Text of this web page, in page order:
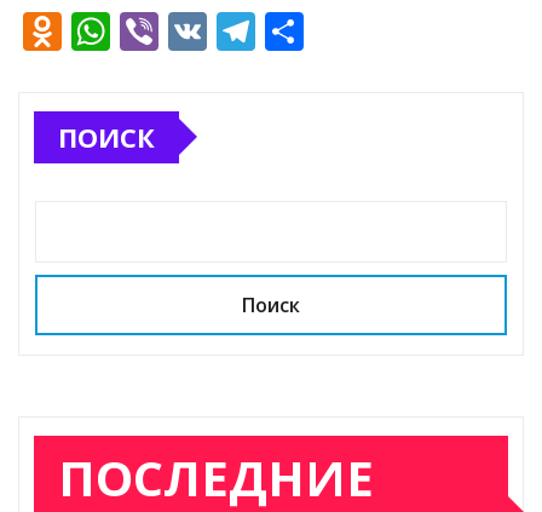
O
n
o
ss
ki
W
at
s
p
Vi
e
V T
и
ь
ПОИСК
Поиск
ПОСЛЕДНИЕ